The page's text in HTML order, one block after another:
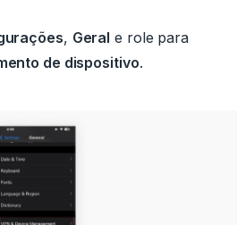
, Geral e role para
de dispositivo.